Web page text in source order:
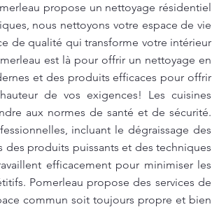
propose un nettoyage résidentiel
nous nettoyons votre espace de vie
de qualité qui transforme votre intérieur
est là pour offrir un nettoyage en
et des produits efficaces pour offrir
de vos exigences! Les cuisines
aux normes de santé et de sécurité.
incluant le dégraissage des
produits puissants et des techniques
efficacement pour minimiser les
Pomerleau propose des services de
commun soit toujours propre et bien